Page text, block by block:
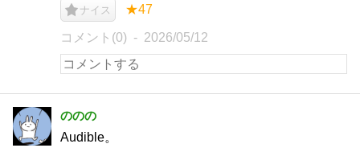
ナイス ★47
コメント(0) 2026/05/12
ののの
Audible。